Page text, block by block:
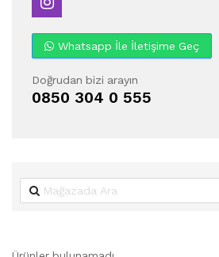
Whatsapp İle İletişime Geç
Doğrudan bizi arayın
0850 304 0 555